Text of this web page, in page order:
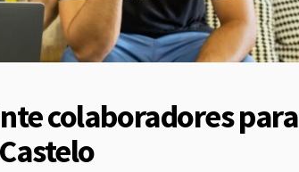
colaboradores para